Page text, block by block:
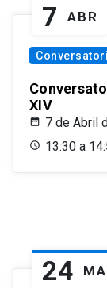
7 ABR
XIV
7 de Abril
13:30 a
24